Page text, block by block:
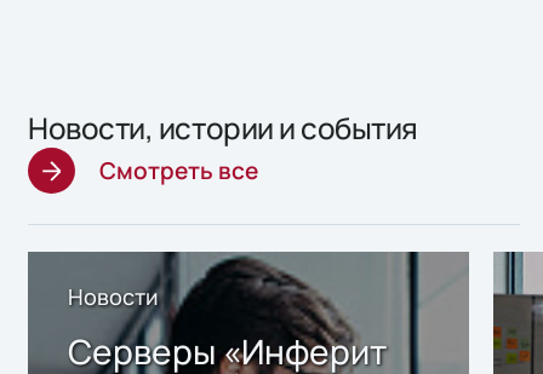
Новости, истории и события
Смотреть все
Новости
Серверы «Инферит